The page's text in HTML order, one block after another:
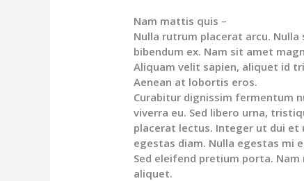
Nam mattis quis –
Nulla rutrum placerat arcu. Nulla
bibendum ex. Nam sit amet
Aliquam velit sapien, aliquet id
Aenean at lobortis eros.
Curabitur dignissim fermentum
viverra eu. Sed libero urna,
placerat lectus. Integer ut dui et
egestas diam. Nulla egestas mi
Sed eleifend pretium porta.
aliquet.